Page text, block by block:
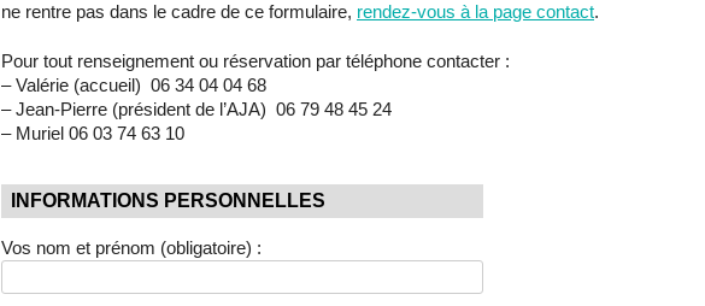
ne rentre pas dans le cadre de ce formulaire, rendez-vous à la page contact.
Pour tout renseignement ou réservation par téléphone contacter :
– Valérie (accueil) 06 34 04 04 68
– Jean-Pierre (président de l’AJA) 06 79 48 45 24
– Muriel 06 03 74 63 10
INFORMATIONS PERSONNELLES
Vos nom et prénom (obligatoire) :